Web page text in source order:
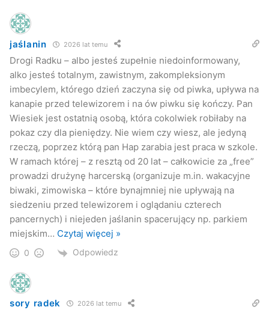
jaślanin 2026 lat temu
Drogi Radku – albo jesteś zupełnie niedoinformowany,
alko jesteś totalnym, zawistnym, zakompleksionym
imbecylem, którego dzień zaczyna się od piwka, upływa na
kanapie przed telewizorem i na ów piwku się kończy. Pan
Wiesiek jest ostatnią osobą, która cokolwiek robiłaby na
pokaz czy dla pieniędzy. Nie wiem czy wiesz, ale jedyną
rzeczą, poprzez którą pan Hap zarabia jest praca w szkole.
W ramach której – z resztą od 20 lat – całkowicie za „free”
prowadzi drużynę harcerską (organizuje m.in. wakacyjne
biwaki, zimowiska – które bynajmniej nie upływają na
siedzeniu przed telewizorem i oglądaniu czterech
pancernych) i niejeden jaślanin spacerujący np. parkiem
miejskim… Czytaj więcej »
0 Odpowiedz
sory radek 2026 lat temu